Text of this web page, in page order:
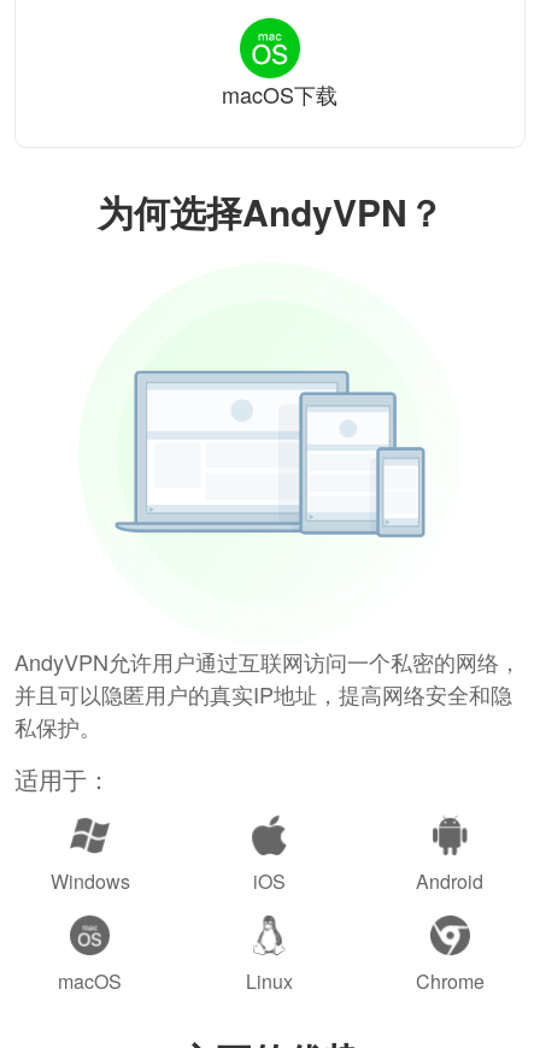
为何选择AndyVPN？
AndyVPN允许用户通过互联网访问一个私密的网络，
并且可以隐匿用户的真实IP地址，提高网络安全和隐
私保护。
适用于：
Windows iOS Android
macOS Linux Chrome
macOS下载